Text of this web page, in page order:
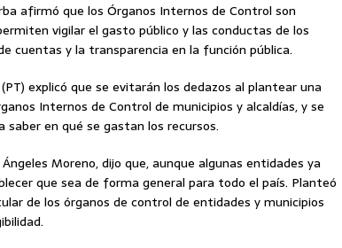
afirmó que los Órganos Internos de Control son
vigilar el gasto público y las conductas de los
cuentas y la transparencia en la función pública.
explicó que se evitarán los dedazos al plantear una
Internos de Control de municipios y alcaldías, y se
en qué se gastan los recursos.
Moreno, dijo que, aunque algunas entidades ya
que sea de forma general para todo el país. Planteó
de los órganos de control de entidades y municipios